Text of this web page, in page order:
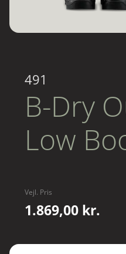
491
B-Dry
Low
Vejl. Pris
1.869,00 kr.